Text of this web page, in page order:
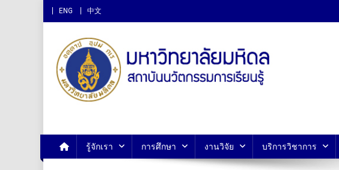
ENG 中文
สถาบันนวัตกรรมการเรียนรู้ ม.มหิดล
รู้จักเรา การศึกษา งานวิจัย บริการวิชาการ